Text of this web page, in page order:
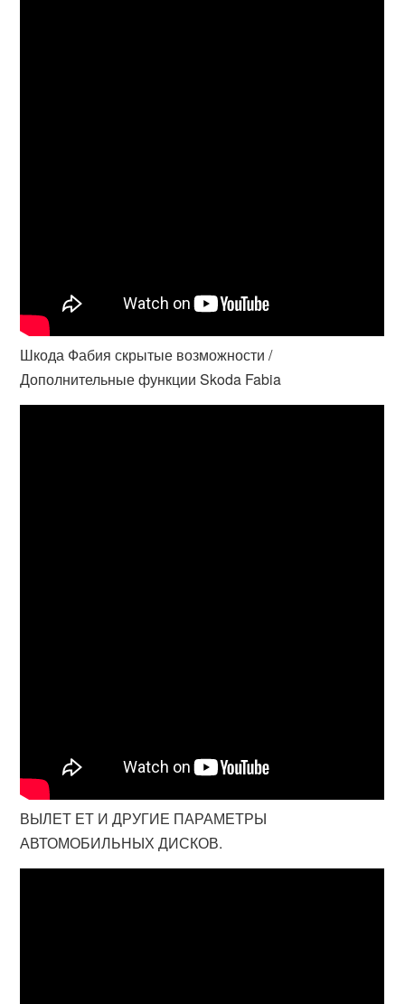
Шкода Фабия скрытые возможности /
Дополнительные функции Skoda Fabia
ВЫЛЕТ ЕТ И ДРУГИЕ ПАРАМЕТРЫ
АВТОМОБИЛЬНЫХ ДИСКОВ.